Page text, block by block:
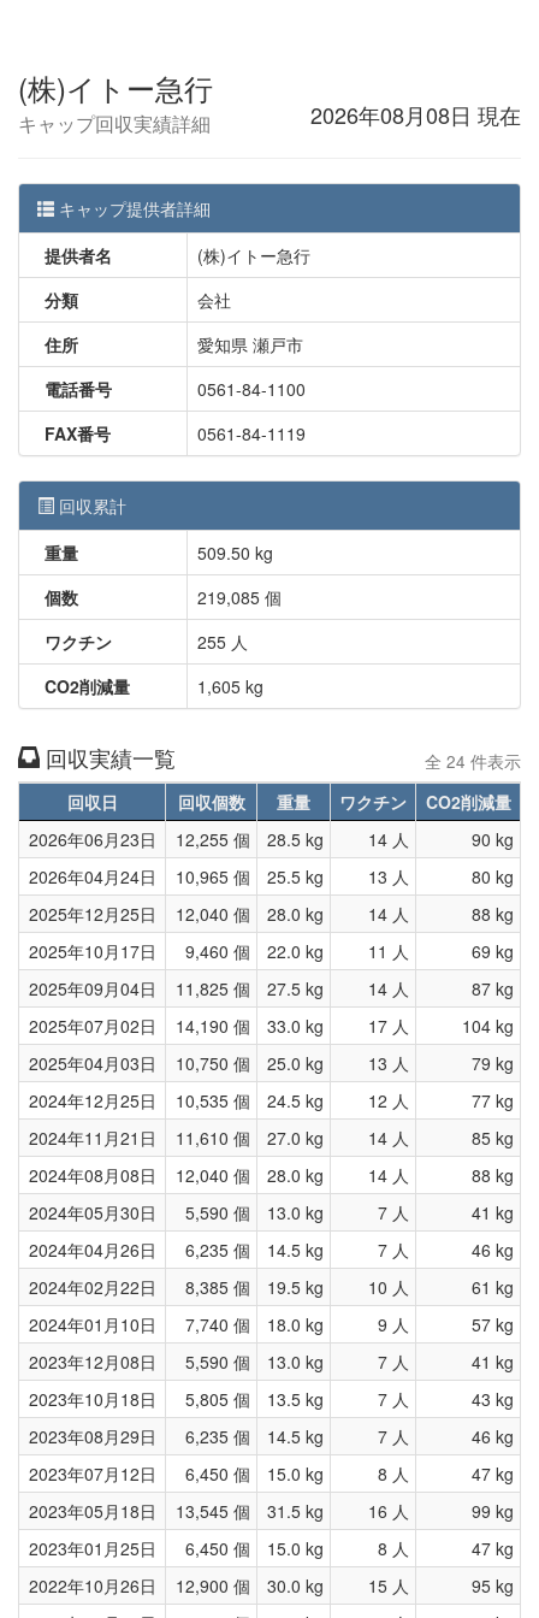
(株)イトー急行
キャップ回収実績詳細 2026年08月08日 現在
キャップ提供者詳細
提供者名
(株)イトー急行
分類
会社
住所
愛知県 瀬戸市
電話番号
0561-84-1100
FAX番号
0561-84-1119
回収累計
重量
509.50 kg
個数
219,085 個
ワクチン
255 人
CO2削減量
1,605 kg
回収実績一覧 全 24 件表示
回収日 回収個数 重量 ワクチン
CO2削減量
2026年06月23日
12,255 個 28.5 kg 14 人
90 kg
2026年04月24日
10,965 個 25.5 kg 13 人
80 kg
2025年12月25日
12,040 個 28.0 kg 14 人
88 kg
2025年10月17日
9,460 個 22.0 kg 11 人
69 kg
2025年09月04日
11,825 個 27.5 kg 14 人
87 kg
2025年07月02日
14,190 個 33.0 kg 17 人
104 kg
2025年04月03日
10,750 個 25.0 kg 13 人
79 kg
2024年12月25日
10,535 個 24.5 kg 12 人
77 kg
2024年11月21日
11,610 個 27.0 kg 14 人
85 kg
2024年08月08日
12,040 個 28.0 kg 14 人
88 kg
2024年05月30日
5,590 個 13.0 kg 7 人
41 kg
2024年04月26日
6,235 個 14.5 kg 7 人
46 kg
2024年02月22日
8,385 個 19.5 kg 10 人
61 kg
2024年01月10日
7,740 個 18.0 kg 9 人
57 kg
2023年12月08日
5,590 個 13.0 kg 7 人
41 kg
2023年10月18日
5,805 個 13.5 kg 7 人
43 kg
2023年08月29日
6,235 個 14.5 kg 7 人
46 kg
2023年07月12日
6,450 個 15.0 kg 8 人
47 kg
2023年05月18日
13,545 個 31.5 kg 16 人
99 kg
2023年01月25日
6,450 個 15.0 kg 8 人
47 kg
2022年10月26日
12,900 個 30.0 kg 15 人
95 kg